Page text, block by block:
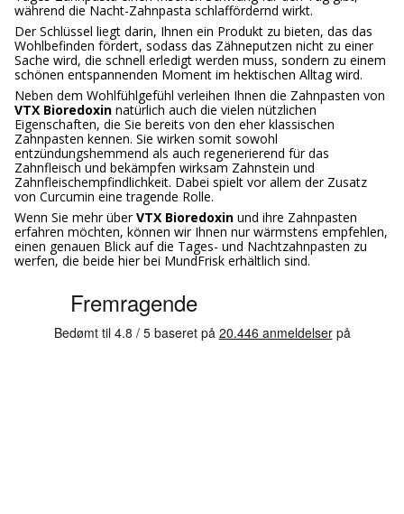
während die Nacht-Zahnpasta schlaffördernd wirkt.
Der Schlüssel liegt darin, Ihnen ein Produkt zu bieten, das das
Wohlbefinden fördert, sodass das Zähneputzen nicht zu einer
Sache wird, die schnell erledigt werden muss, sondern zu einem
schönen entspannenden Moment im hektischen Alltag wird.
Neben dem Wohlfühlgefühl verleihen Ihnen die Zahnpasten von
VTX Bioredoxin natürlich auch die vielen nützlichen
Eigenschaften, die Sie bereits von den eher klassischen
Zahnpasten kennen. Sie wirken somit sowohl
entzündungshemmend als auch regenerierend für das
Zahnfleisch und bekämpfen wirksam Zahnstein und
Zahnfleischempfindlichkeit. Dabei spielt vor allem der Zusatz
von Curcumin eine tragende Rolle.
Wenn Sie mehr überVTX Bioredoxin und ihre Zahnpasten
erfahren möchten, können wir Ihnen nur wärmstens empfehlen,
einen genauen Blick auf die Tages- und Nachtzahnpasten zu
werfen, die beide hier bei MundFrisk erhältlich sind.